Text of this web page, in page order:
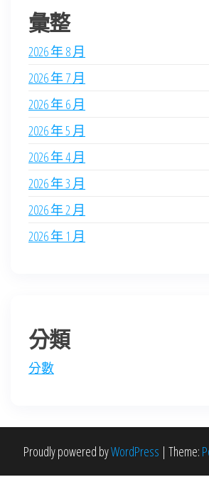
彙整
2026 年 8 月
2026 年 7 月
2026 年 6 月
2026 年 5 月
2026 年 4 月
2026 年 3 月
2026 年 2 月
2026 年 1 月
分類
分數
Proudly powered byWordPress | Theme: